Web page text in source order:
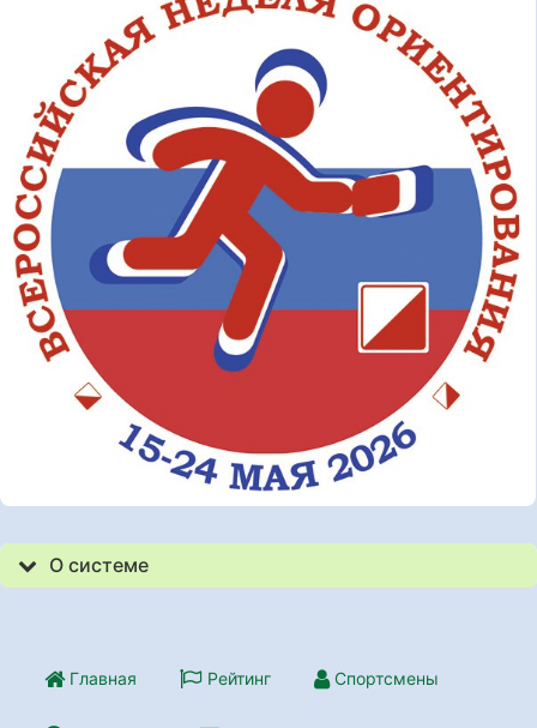
О системе
Главная Рейтинг Спортсмены